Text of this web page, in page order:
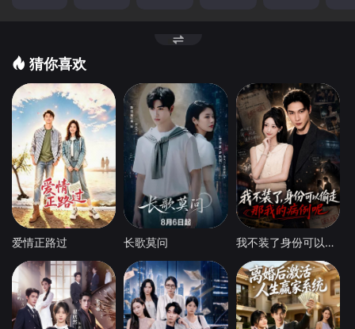
猜你喜欢
爱情正路过 长歌莫问 我不装了身份可以偷走那我的病例呢